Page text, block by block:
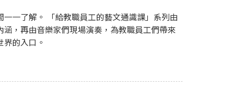
一了解。 「給教職員工的藝文通識課」系列由
，再由音樂家們現場演奏，為教職員工們帶來
的入口。